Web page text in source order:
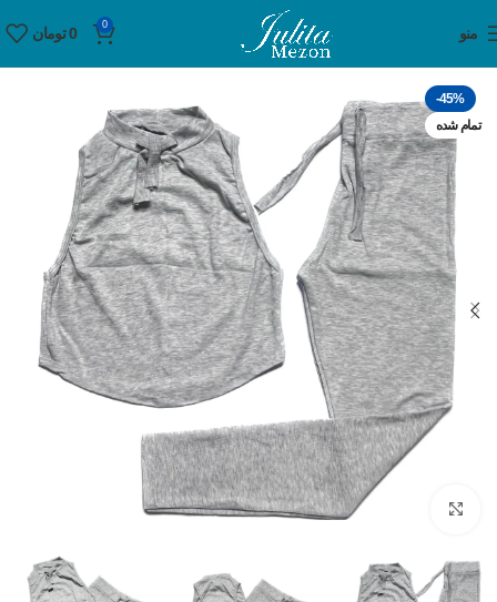
منو 0
0 تومان
-45%
تمام شده
برای بزرگنمایی کلیک کنید